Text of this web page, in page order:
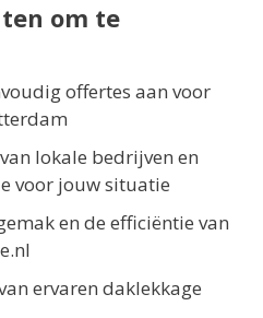
om te
offertes aan voor
lokale bedrijven en
voor jouw situatie
en de efficiëntie van
ervaren daklekkage